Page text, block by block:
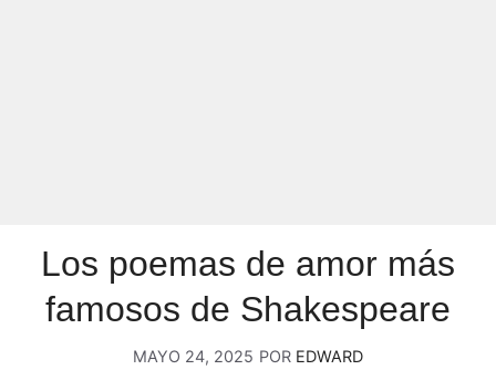
Los poemas de amor más
famosos de Shakespeare
MAYO 24, 2025 POR EDWARD